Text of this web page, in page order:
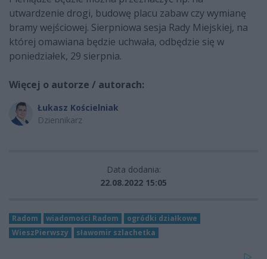
utwardzenie drogi, budowę placu zabaw czy wymianę
bramy wejściowej. Sierpniowa sesja Rady Miejskiej, na
której omawiana będzie uchwała, odbędzie się w
poniedziałek, 29 sierpnia.
Więcej o autorze / autorach:
Łukasz Kościelniak
Dziennikarz
Data dodania:
22.08.2022 15:05
Radom wiadomości Radom
ogródki działkowe
WieszPierwszy
sławomir szlachetka